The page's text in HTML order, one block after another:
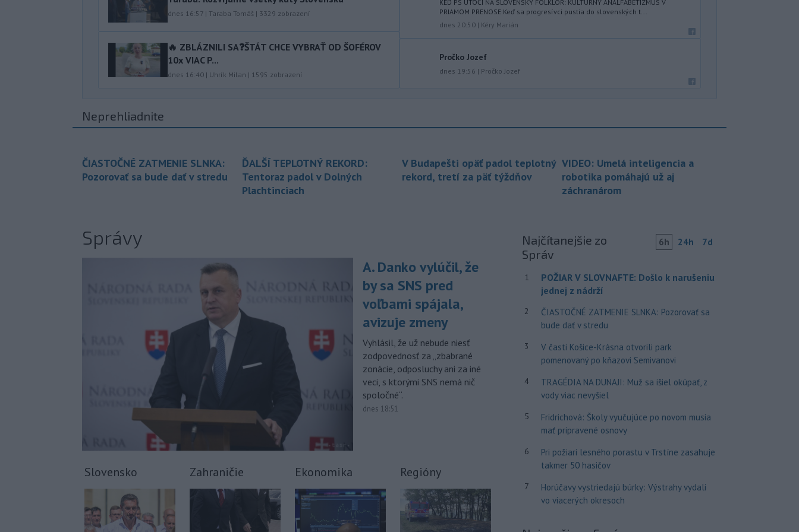
východného Slovenska. Vydal preto
výstrahu prvého stupňa.
11:18
požiada Národný bezpečnostný
(NBÚ) o nezávislé odborné posúdenie
horúčavy a nedostatok pitnej vody
Čaj a Vyšný Čaj v okrese Košice-okolie.
- Slovenský futbalista Lukáš
Haraslín môže v najbližšom období
zmeniť klubovú adresu. O 30-ročného
stredopoliara Sparty Praha sa podľa
portálu isport.cz zaujíma
saudskoarabský Al-Fateh.
10:23 - Vo veku 94 rokov zomrela 29.
júla 2026 herečka a dlhoročná
členka Slovenského komorného
divadla (SKD) v Martine Helena
Sudická.
mosta Lanfranconi, ktorý je súčasťou
bratislavskej diaľnice D2.
Viac >
dnes 16:57 | Taraba Tomáš | 3329 zobrazení
🔥 ZBLÁZNILI SA❓️ŠTÁT CHCE VYBRAŤ OD ŠOFÉROV
10x VIAC P...
dnes 16:40 | Uhrík Milan | 1595 zobrazení
KEĎ PS ÚTOČÍ NA SLOVENSKÝ FOLKLÓR: KULTÚRNY ANALFABETIZMUS V
PRIAMOM PRENOSE Keď sa progresívci pustia do slovenských t...
dnes 20:50 | Kéry Marián
Pročko Jozef
dnes 19:56 | Pročko Jozef
Neprehliadnite
ČIASTOČNÉ ZATMENIE SLNKA:
Pozorovať sa bude dať v stredu
ĎALŠÍ TEPLOTNÝ REKORD:
Tentoraz padol v Dolných
Plachtinciach
V Budapešti opäť padol teplotný
rekord, tretí za päť týždňov
VIDEO: Umelá inteligencia a
robotika pomáhajú už aj
záchranárom
Správy
A. Danko vylúčil, že
by sa SNS pred
voľbami spájala,
avizuje zmeny
Vyhlásil, že už nebude niesť
zodpovednosť za „zbabrané
zonácie, odposluchy ani za iné
veci, s ktorými SNS nemá nič
spoločné“.
dnes 18:51
Slovensko Zahraničie Ekonomika Regióny
Najčítanejšie zo
Správ
6h 24h 7d
1
POŽIAR V SLOVNAFTE: Došlo k narušeniu
jednej z nádrží
2
ČIASTOČNÉ ZATMENIE SLNKA: Pozorovať sa
bude dať v stredu
3
V časti Košice-Krásna otvorili park
pomenovaný po kňazovi Semivanovi
4
TRAGÉDIA NA DUNAJI: Muž sa išiel okúpať, z
vody viac nevyšiel
5
Fridrichová: Školy vyučujúce po novom musia
mať pripravené osnovy
6
Pri požiari lesného porastu v Trstíne zasahuje
takmer 50 hasičov
7
Horúčavy vystriedajú búrky: Výstrahy vydali
vo viacerých okresoch